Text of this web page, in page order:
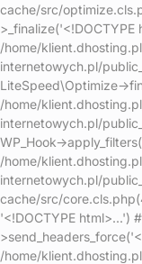
cache/src/
>_finalize('<!DOCTYPE
/home/
internetowych.pl/
LiteSpeed\Optimize-
/home/
internetowych.pl/
WP_Hook-
/home/
internetowych.pl/
cache/src/
'<!DOCTYPE html>...')
/home/